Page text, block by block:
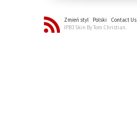
Zmień styl Polski Contact Us
IPB3 Skin By Tom Christian.